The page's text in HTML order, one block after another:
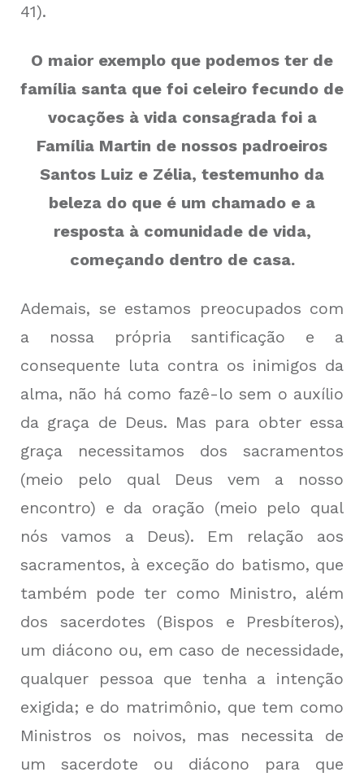
41).
O maior exemplo que podemos ter de
família santa que foi celeiro fecundo de
vocações à vida consagrada foi a
Família Martin de nossos padroeiros
Santos Luiz e Zélia, testemunho da
beleza do que é um chamado e a
resposta à comunidade de vida,
começando dentro de casa.
Ademais, se estamos preocupados com
a nossa própria santificação e a
consequente luta contra os inimigos da
alma, não há como fazê-lo sem o auxílio
da graça de Deus. Mas para obter essa
graça necessitamos dos sacramentos
(meio pelo qual Deus vem a nosso
encontro) e da oração (meio pelo qual
nós vamos a Deus). Em relação aos
sacramentos, à exceção do batismo, que
também pode ter como Ministro, além
dos sacerdotes (Bispos e Presbíteros),
um diácono ou, em caso de necessidade,
qualquer pessoa que tenha a intenção
exigida; e do matrimônio, que tem como
Ministros os noivos, mas necessita de
um sacerdote ou diácono para que